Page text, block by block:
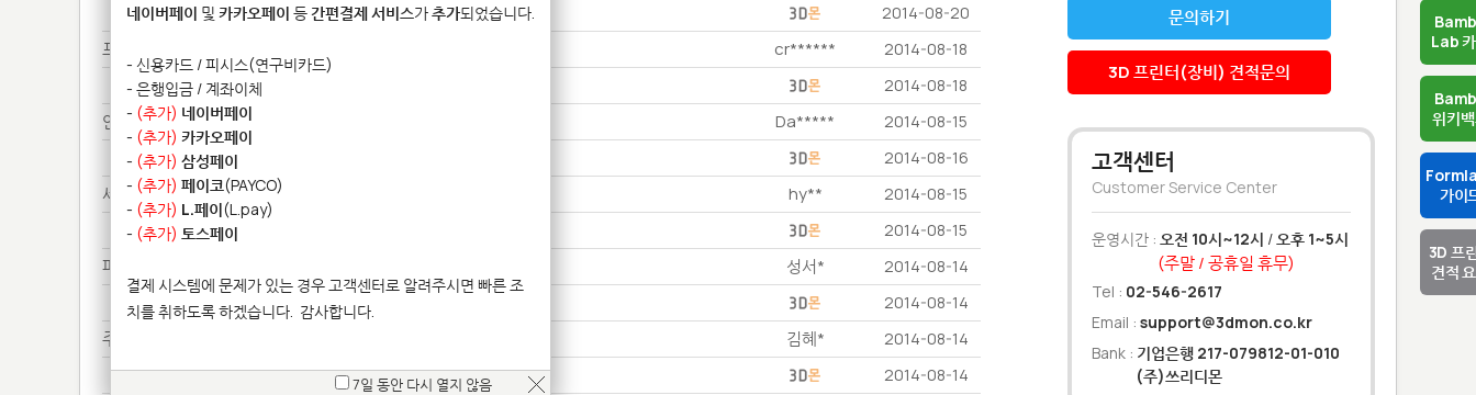
Lab
위키
가이
3D 프
견적
영수******* 2014-08-20
프린********* cr****** 2014-08-18
프린********* 2014-08-18
안녕******************* Da***** 2014-08-15
안녕******************* 2014-08-16
세라******************** hy** 2014-08-15
세라******************** 2014-08-15
파일*** 성서* 2014-08-14
파일*** 2014-08-14
주소********* 김혜* 2014-08-14
주소********* 2014-08-14
문의하기
3D 프린터(장비) 견적문의
고객센터
Customer Service Center
운영시간 : 오전 10시~12시 /오후 1~5시
(주말 / 공휴일 휴무)
Tel : 02-546-2617
Email : support@3dmon.co.kr
Bank : 기업은행 217-079812-01-010
(주)쓰리디몬
네이버페이 및 카카오페이 등간편결제 서비스가추가되었습니다.
- 신용카드 / 피시스(연구비카드)
- 은행입금 / 계좌이체
- (추가) 네이버페이
- (추가) 카카오페이
- (추가) 삼성페이
- (추가) 페이코(PAYCO)
- (추가) L.페이(L.pay)
- (추가) 토스페이
결제 시스템에 문제가 있는 경우 고객센터로 알려주시면 빠른 조
치를 취하도록 하겠습니다. 감사합니다.
7일 동안 다시 열지 않음